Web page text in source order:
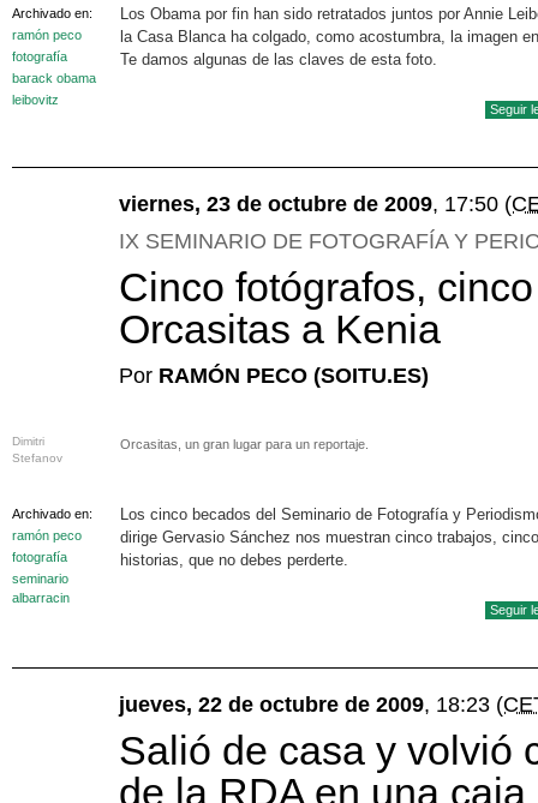
Archivado en:
ramón peco
fotografía
barack obama
leibovitz
Los Obama por fin han sido retratados juntos por Annie
la Casa Blanca ha colgado, como acostumbra, la imagen
Te damos algunas de las claves de esta foto.
Seguir
viernes, 23 de octubre de 2009, 17:50
IX SEMINARIO DE FOTOGRAFÍA Y
Cinco fotógrafos,
Orcasitas a Kenia
Por RAMÓN PECO (SOITU.ES)
Dimitri
Stefanov
Orcasitas, un gran lugar para un reportaje.
Archivado en:
ramón peco
fotografía
seminario
albarracin
Los cinco becados del Seminario de Fotografía y
dirige Gervasio Sánchez nos muestran cinco trabajos, cinco
historias, que no debes perderte.
Seguir
jueves, 22 de octubre de 2009, 18:23
Salió de casa y volvió
de la RDA en una caja